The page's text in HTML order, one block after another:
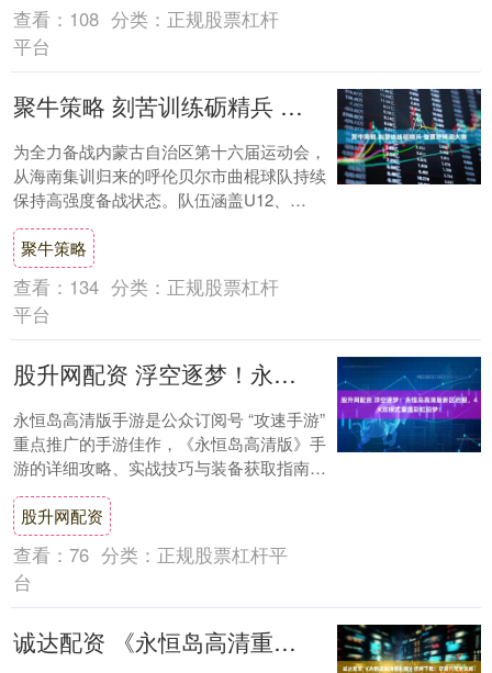
查看： 108 分类： 正规股票杠杆
平台
聚牛策略 刻苦训练砺精兵 奋勇拼搏迎大赛
为全力备战内蒙古自治区第十六届运动会，
从海南集训归来的呼伦贝尔市曲棍球队持续
保持高强度备战状态。队伍涵盖U12、
U15、U18三个年龄段、男女组别依旧刻苦
训练，....
聚牛策略
查看： 134 分类： 正规股票杠杆
平台
股升网配资 浮空逐梦！永恒岛高清版新区启服，4K双模式重温彩虹旧梦！
永恒岛高清版手游是公众订阅号 “攻速手游”
重点推广的手游佳作，《永恒岛高清版》手
游的详细攻略、实战技巧与装备获取指南已
同步上线订阅号，感兴趣的玩家可搜索关注
解....
股升网配资
查看： 76 分类： 正规股票杠杆平
台
诚达配资 《永恒岛高清重制版》官网下载：萌新开荒全攻略！职业选对+升级加速，轻松站稳脚跟